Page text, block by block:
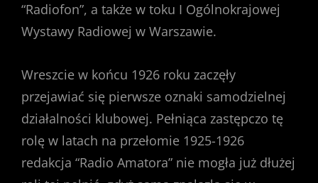
“Radiofon”, a także w toku I Ogólnokrajowej
Wystawy Radiowej w Warszawie.
Wreszcie w końcu 1926 roku zaczęły
przejawiać się pierwsze oznaki samodzielnej
działalności klubowej. Pełniąca zastępczo tę
rolę w latach na przełomie 1925-1926
redakcja “Radio Amatora” nie mogła już dłużej